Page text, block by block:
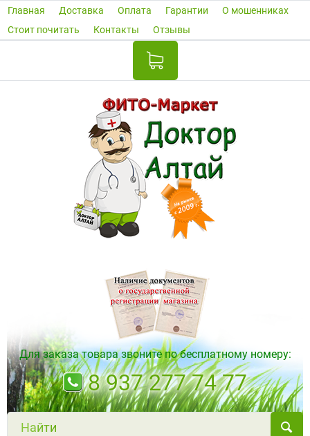
Главная Доставка Оплата Гарантии
О мошенниках
Стоит почитать
Контакты Отзывы
Для заказа товара звоните по бесплатному номеру:
8 937 277 74 77
Найти